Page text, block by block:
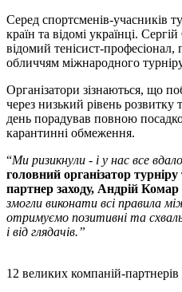
Серед спортсменів-учасників
країн та відомі українці.
відомий тенісист-професіонал,
обличчям міжнародного
Організатори зізнаються, що
через низький рівень розвитку
день порадував повною
карантинні обмеження.
“Ми ризикнули - і у нас все
головний організатор
партнер заходу, Андрій Комар
змогли виконати всі правила
отримуємо позитивні та
і від глядачів.”
12 великих компаній-